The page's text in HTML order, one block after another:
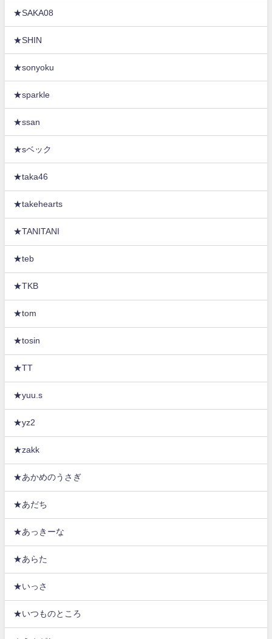
★SAKA08
★SHIN
★sonyoku
★sparkle
★ssan
★sベック
★taka46
★takehearts
★TANITANI
★teb
★TKB
★tom
★tosin
★TT
★yuu.s
★yz2
★zakk
★あかめのうさぎ
★あだち
★あっきーな
★あらた
★いっさ
★いつものところ